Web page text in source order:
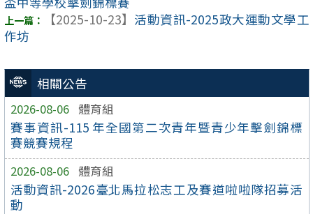
相關公告
2026-08-06 體育組
賽事資訊-115 年全國第二次青年暨青少年擊劍錦標
賽競賽規程
2026-08-06 體育組
活動資訊-2026臺北馬拉松志工及賽道啦啦隊招募活
動
【2025-10-23】 活動資訊-2025政大運動文學工
作坊